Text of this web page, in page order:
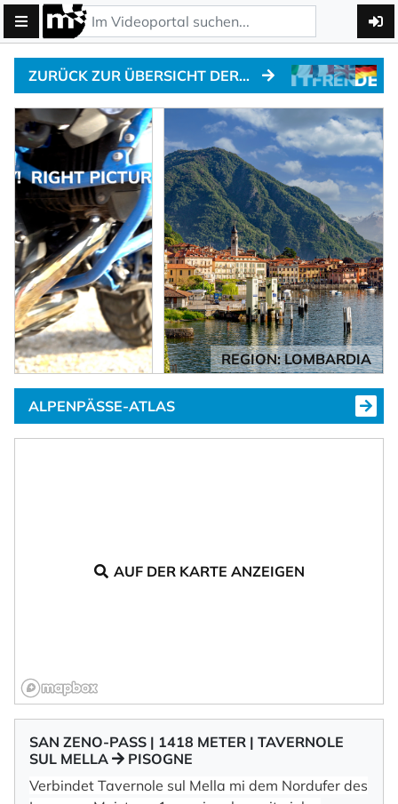
ZURÜCK ZUR ÜBERSICHT DER ALPENPÄSSE
REGION: LOMBARDIA
ALPENPÄSSE-ATLAS
AUF DER KARTE ANZEIGEN
SAN ZENO-PASS | 1418 METER | TAVERNOLE
SUL MELLA
PISOGNE
Verbindet Tavernole sul Mella mi dem Nordufer des